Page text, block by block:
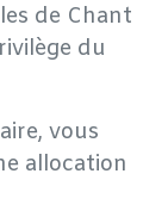
de Chant
du
vous
allocation